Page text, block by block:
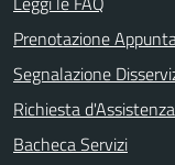
Prenotazione
Segnalazione
Richiesta d'Assistenza
Bacheca Servizi